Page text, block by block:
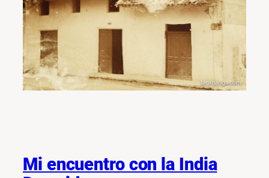
Mi encuentro con la India